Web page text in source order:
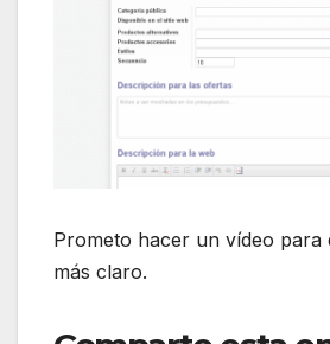
Prometo hacer un vídeo para
más claro.